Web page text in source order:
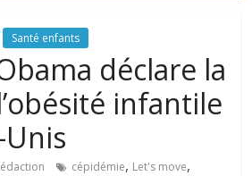
Santé enfants
déclare la
infantile
cépidémie, Let's move,